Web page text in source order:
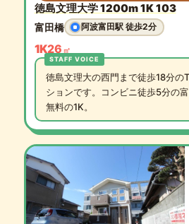
徳島文理大学 1200m 1K 103
富田橋 阿波富田駅 徒歩2分
1K26 ㎡
徳島文理大の西門まで徒歩18分の
ションです。コンビニ徒歩5分の
無料の1K。